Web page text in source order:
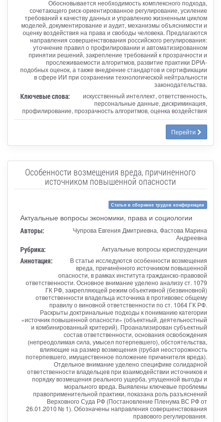
Обосновывается необходимость комплексного подхода,
сочетающего риск-ориентированное регулирование, усиление
требований к качеству данных и управлению жизненным циклом
моделей, документирование и аудит, механизмы объяснимости и
оценку воздействия на права и свободы человека. Предлагаются
направления совершенствования российского регулирования:
уточнение правил о профилировании и автоматизированном
принятии решений, закрепление требований к прозрачности и
прослеживаемости алгоритмов, развитие практики DPIA-
подобных оценок, а также внедрение стандартов и сертификации
в сфере ИИ при сохранении технологической нейтральности
законодательства.
Ключевые слова:
искусственный интеллект, ответственность,
персональные данные, дискриминация,
профилирование, прозрачность алгоритмов, оценка воздействия
Перейти
Особенности возмещения вреда, причиненного
источником повышенной опасности
Статья в сборнике трудов конференции
Актуальные вопросы экономики, права и социологии
Авторы:
Чупрова Евгения Дмитриевна, Фастова Марина
Андреевна
Рубрика: Актуальные вопросы юриспруденции
Аннотация:
В статье исследуются особенности возмещения
вреда, причинённого источником повышенной
опасности, в рамках института гражданско-правовой
ответственности. Основное внимание уделено анализу ст. 1079
ГК РФ, закрепляющей режим объективной (безвиновной)
ответственности владельца источника в противовес общему
правилу о виновной ответственности по ст. 1064 ГК РФ.
Раскрыты доктринальные подходы к пониманию категории
«источник повышенной опасности» (объектный, деятельностный
и комбинированный критерий). Проанализирован субъектный
состав ответственности, основания освобождения
(непреодолимая сила, умысел потерпевшего), обстоятельства,
влияющие на размер возмещения (грубая неосторожность
потерпевшего, имущественное положение причинителя вреда).
Отдельное внимание уделено специфике солидарной
ответственности владельцев при взаимодействии источников и
порядку возмещения реального ущерба, упущенной выгоды и
морального вреда. Выявлены ключевые проблемы
правоприменительной практики, показана роль разъяснений
Верховного Суда РФ (Постановление Пленума ВС РФ от
26.01.2010 № 1). Обозначены направления совершенствования
правового регулирования.